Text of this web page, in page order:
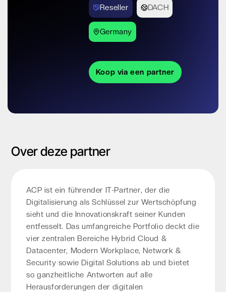
Reseller DACH
Germany
Koop via een partner
Over deze partner
ACP ist ein führender IT-Partner, der die
Digitalisierung als Schlüssel zur Wertschöpfung
sieht und die Innovationskraft seiner Kunden
entfesselt. Das umfangreiche Portfolio deckt die
vier zentralen Bereiche Hybrid Cloud &
Datacenter, Modern Workplace, Network &
Security sowie Digital Solutions ab und bietet
so ganzheitliche Antworten auf alle
Herausforderungen der digitalen